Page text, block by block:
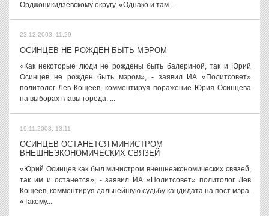
Орджоникидзевскому округу. «Однако и там...
23.12.2003, 11:29
ОСИНЦЕВ НЕ РОЖДЕН БЫТЬ МЭРОМ
«Как некоторые люди не рождены быть балериной, так и Юрий
Осинцев не рожден быть мэром», - заявил ИА «Политсовет»
политолог Лев Кощеев, комментируя поражение Юрия Осинцева
на выборах главы города. ...
19.11.2003, 13:11
ОСИНЦЕВ ОСТАНЕТСЯ МИНИСТРОМ
ВНЕШНЕЭКОНОМИЧЕСКИХ СВЯЗЕЙ
«Юрий Осинцев как был министром внешнеэкономических связей,
так им и останется», - заявил ИА «Политсовет» политолог Лев
Кощеев, комментируя дальнейшую судьбу кандидата на пост мэра.
«Такому...